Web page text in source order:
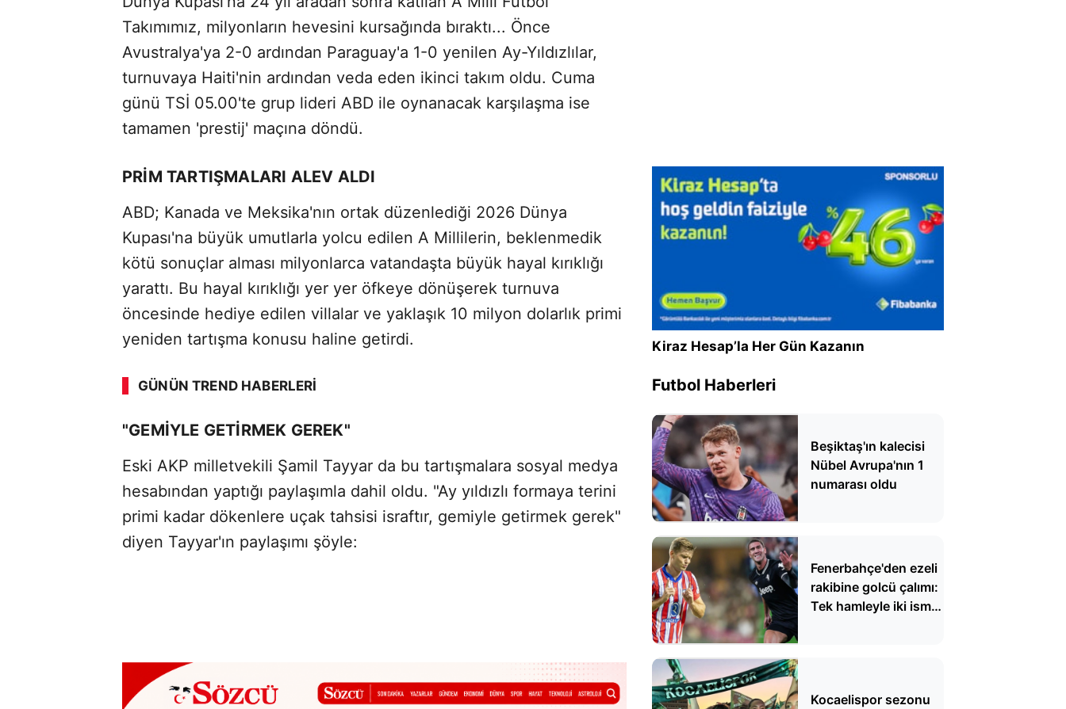
Takımımız, milyonların hevesini kursağında bıraktı... Önce
Avustralya'ya 2-0 ardından Paraguay'a 1-0 yenilen Ay-Yıldızlılar,
turnuvaya Haiti'nin ardından veda eden ikinci takım oldu. Cuma
günü TSİ 05.00'te grup lideri ABD ile oynanacak karşılaşma ise
tamamen 'prestij' maçına döndü.
PRİM TARTIŞMALARI ALEV ALDI
ABD; Kanada ve Meksika'nın ortak düzenlediği 2026 Dünya
Kupası'na büyük umutlarla yolcu edilen A Millilerin, beklenmedik
kötü sonuçlar alması milyonlarca vatandaşta büyük hayal kırıklığı
yarattı. Bu hayal kırıklığı yer yer öfkeye dönüşerek turnuva
öncesinde hediye edilen villalar ve yaklaşık 10 milyon dolarlık primi
yeniden tartışma konusu haline getirdi.
GÜNÜN TREND HABERLERI
"GEMİYLE GETİRMEK GEREK"
Eski AKP milletvekili Şamil Tayyar da bu tartışmalara sosyal medya
hesabından yaptığı paylaşımla dahil oldu. "Ay yıldızlı formaya terini
primi kadar dökenlere uçak tahsisi israftır, gemiyle getirmek gerek"
diyen Tayyar'ın paylaşımı şöyle:
Kiraz Hesap’la Her Gün Kazanın
Futbol Haberleri
Beşiktaş'ın kalecisi
Nübel Avrupa'nın 1
numarası oldu
Fenerbahçe'den ezeli
rakibine golcü çalımı:
Tek hamleyle iki ismi
Kocaelispor sezonu